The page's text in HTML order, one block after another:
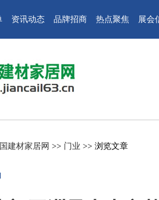
资讯动态 品牌招商 热点聚焦 展会
建材家居网 >> 门业 >> 浏览文章